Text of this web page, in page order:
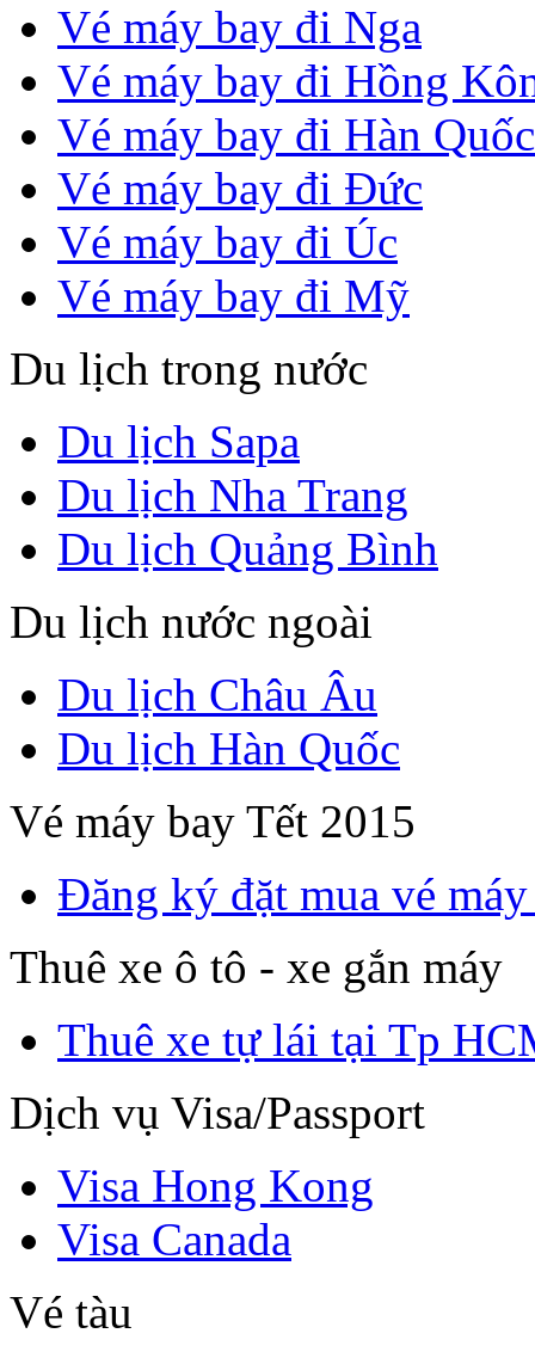
Vé máy bay đi Nga
Vé máy bay đi Hồng
Vé máy bay đi Hàn Quốc
Vé máy bay đi Đức
Vé máy bay đi Úc
Vé máy bay đi Mỹ
Du lịch trong nước
Du lịch Sapa
Du lịch Nha Trang
Du lịch Quảng Bình
Du lịch nước ngoài
Du lịch Châu Âu
Du lịch Hàn Quốc
Vé máy bay Tết 2015
Đăng ký đặt mua vé
Thuê xe ô tô - xe gắn máy
Thuê xe tự lái tại Tp
Dịch vụ Visa/Passport
Visa Hong Kong
Visa Canada
Vé tàu